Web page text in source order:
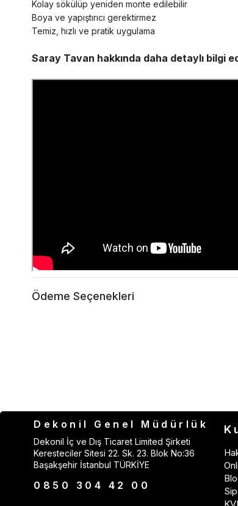
Kolay sökülüp yeniden monte edilebilir
Boya ve yapıştırıcı gerektirmez
Temiz, hızlı ve pratik uygulama
Saray Tavan hakkında daha detaylı bilgi
Ödeme Seçenekleri
Dekonil Genel Müdürlük
Dekonil İç ve Dış Ticaret Limited Şirketi
Keresteciler Sitesi 22. Sk. 23. Blok No:36
Başakşehir İstanbul TÜRKİYE
0850 304 42 00